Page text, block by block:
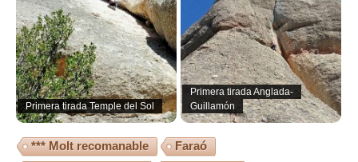
Primera tirada Temple del Sol
Primera tirada Anglada-
Guillamón
*** Molt recomanable
Faraó